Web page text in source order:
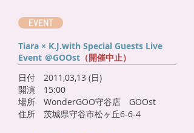
EVENT
Tiara × K.J.with Special Guests Live
Event ＠GOOst （開催中止）
日付 2011,03,13 (日)
開演 15:00
場所 WonderGOO守谷店 GOOst
住所 茨城県守谷市松ヶ丘6-6-4